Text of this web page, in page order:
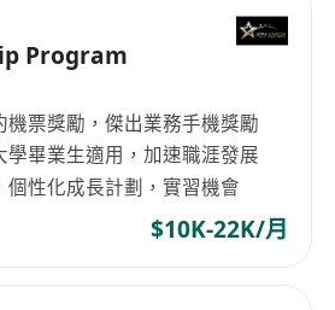
Program
機票獎勵，傑出業務手機獎勵
學畢業生適用，加速職涯發展
個性化成長計劃，實習機會
$10K-22K/月